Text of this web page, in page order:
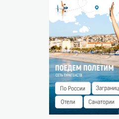
Штраф за незаезд — % от
РАЗМЕЩЕНИЕ ДЕТЕЙ
Бесплатно без
Дети от 3 до 12 лет на
скидкой 10%.
При заселении
рождении, справку о
каждого ребенка.
ОСОБЫЕ УСЛОВИЯ